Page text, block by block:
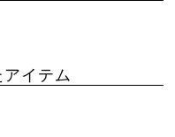
イテム